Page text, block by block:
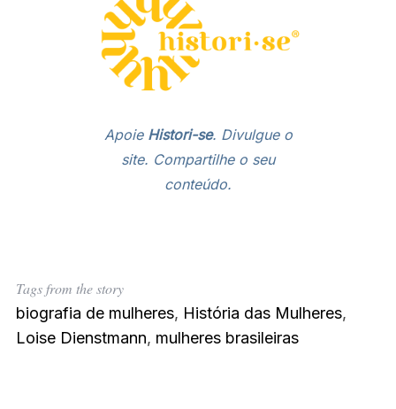
Apoie Histori-se. Divulgue o
site. Compartilhe o seu
conteúdo.
Tags from the story
biografia de mulheres, História das Mulheres,
Loise Dienstmann, mulheres brasileiras